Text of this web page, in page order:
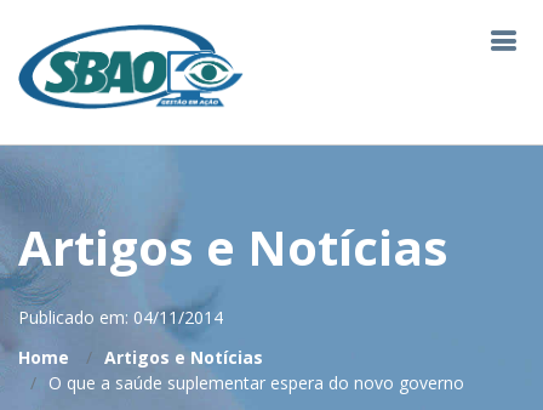
Artigos e Notícias
Publicado em: 04/11/2014
Home
Artigos e Notícias
O que a saúde suplementar espera do novo governo